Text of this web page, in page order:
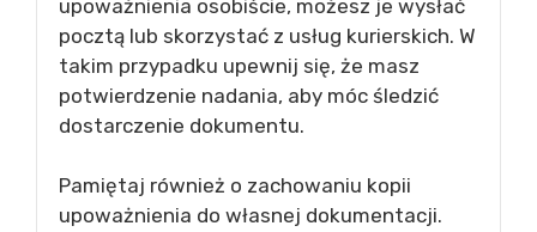
upoważnienia osobiście, możesz je wysłać
pocztą lub skorzystać z usług kurierskich. W
takim przypadku upewnij się, że masz
potwierdzenie nadania, aby móc śledzić
dostarczenie dokumentu.
Pamiętaj również o zachowaniu kopii
upoważnienia do własnej dokumentacji.